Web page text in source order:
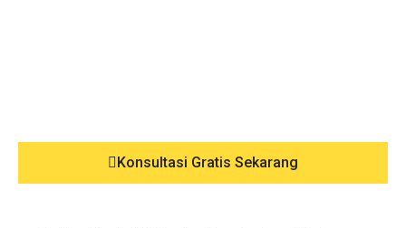
Konsultasi Gratis Sekarang